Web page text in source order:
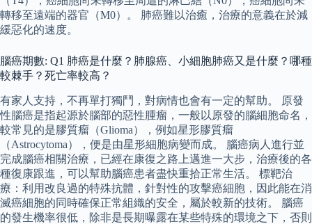
轉移至遠端的器官（M0）。 肺癌難以治癒，治療的意義在於減
緩惡化的速度。
腦癌期數: Q1 肺癌是什麼？肺腺癌、小細胞肺癌又是什麼？哪種
較棘手？死亡率較高？
有家人支持，不再單打獨鬥，對病情也會有一定的幫助。 原發
性腦癌是指起源於腦部的惡性腫瘤，一般以原發的腦細胞命名，
較常見的是膠質瘤（Glioma），例如星形膠質瘤
（Astrocytoma），便是由星形細胞病變而成。 腦癌病人進行並
完成腦癌相關治療，已經在康復之路上邁進一大步，治療後的各
種復康跟進，可以幫助腦癌患者盡快重拾正常生活。 標靶治
療：利用改良過的特殊抗體，針對性的攻擊癌細胞，因此能在消
滅癌細胞的同時確保正常組織的安全，屬於較新的技術。 腦癌
的發生機率很低，除非是長期曝露在某些特殊的環境之下，否則